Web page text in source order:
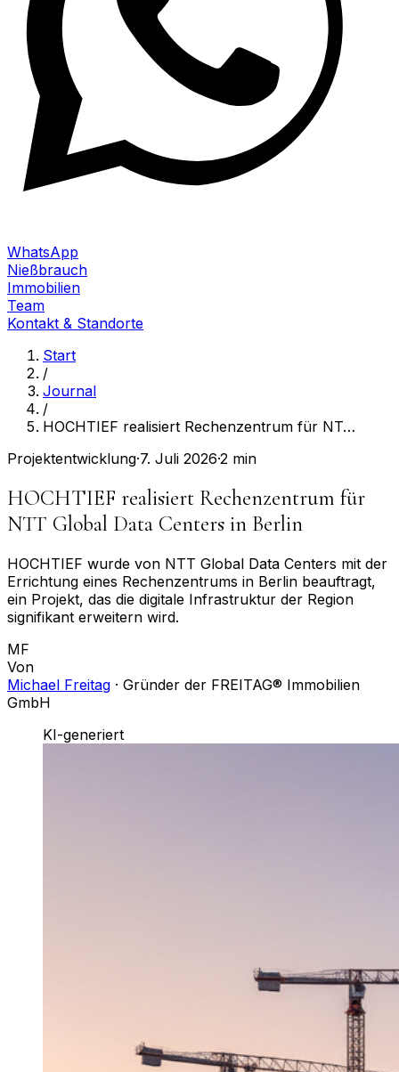
WhatsApp
Nießbrauch
Immobilien
Team
Kontakt & Standorte
Start
/
Journal
/
HOCHTIEF realisiert Rechenzentrum für NT…
Projektentwicklung·7. Juli 2026·2 min
HOCHTIEF realisiert Rechenzentrum für
NTT Global Data Centers in Berlin
HOCHTIEF wurde von NTT Global Data Centers mit der
Errichtung eines Rechenzentrums in Berlin beauftragt,
ein Projekt, das die digitale Infrastruktur der Region
signifikant erweitern wird.
MF
Von
Michael Freitag · Gründer der FREITAG® Immobilien
GmbH
KI-generiert